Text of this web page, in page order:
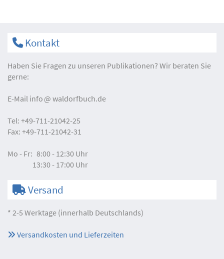
Kontakt
Haben Sie Fragen zu unseren Publikationen? Wir beraten Sie
gerne:
E-Mail info waldorfbuch.de
Tel: +49-711-21042-25
Fax: +49-711-21042-31
Mo - Fr: 8:00 - 12:30 Uhr
13:30 - 17:00 Uhr
Versand
* 2-5 Werktage (innerhalb Deutschlands)
Versandkosten und Lieferzeiten